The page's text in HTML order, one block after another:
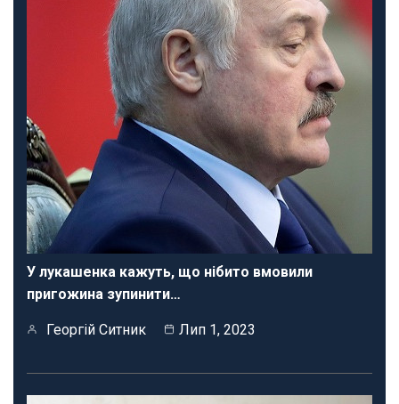
У лукашенка кажуть, що нібито вмовили
пригожина зупинити…
Георгій Ситник Лип 1, 2023